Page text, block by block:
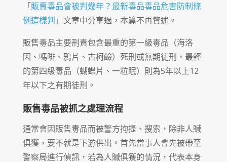
「販賣毒品會被判幾年？最新毒品毒品危害防制條
例這樣判 」文章中分享過，本篇不再贅述。
販售毒品主要刑責包含最重的第一級毒品（海洛
因、嗎啡、鴉片、古柯鹼）死刑或無期徒刑，最輕
的第四級毒品（蝴蝶片、一粒眠）則為5年以上12
年以下之有期徒刑。
販售毒品被抓之處理流程
通常會因販售毒品而被警方拘提、搜索，除非人贓
俱獲，要不就是下游供出。首先當事人會先被帶至
警察局進行偵訊，若為人贓俱獲的情況，代表本身